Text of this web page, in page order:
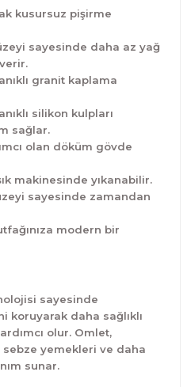
kusursuz pişirme
sayesinde daha az yağ
granit kaplama
silikon kulpları
sağlar.
olan döküm gövde
makinesinde yıkanabilir.
sayesinde zamandan
modern bir
sayesinde
koruyarak daha sağlıklı
olur. Omlet,
sebze yemekleri ve daha
sunar.